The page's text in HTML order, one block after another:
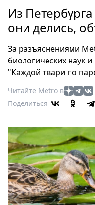
Россия
Мир
Еда
Туризм
Театр
Кино
Книги
Выставки
Пресс-
релизы
О
Из
они делись,
За разъяснениями
биологических наук
"Каждой твари по
Читайте Metro в
Поделиться